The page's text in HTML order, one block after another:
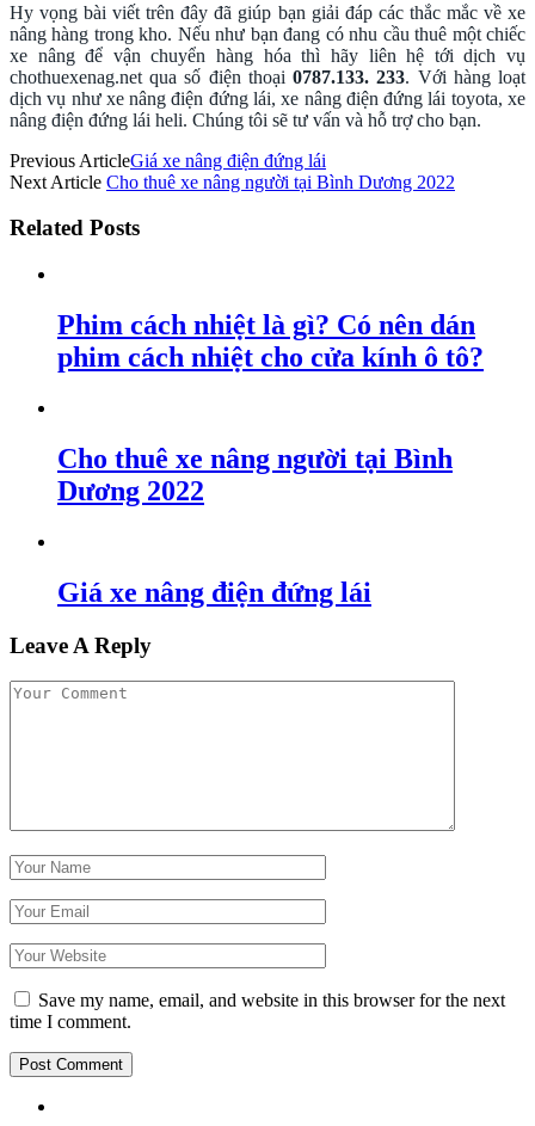
Hy vọng bài viết trên đây đã giúp bạn giải đáp các thắc mắc về xe
nâng hàng trong kho. Nếu như bạn đang có nhu cầu thuê một chiếc
xe nâng để vận chuyển hàng hóa thì hãy liên hệ tới dịch vụ
chothuexenag.net qua số điện thoại0787.133. 233. Với hàng loạt
dịch vụ như xe nâng điện đứng lái, xe nâng điện đứng lái toyota, xe
nâng điện đứng lái heli. Chúng tôi sẽ tư vấn và hỗ trợ cho bạn.
Previous ArticleGiá xe nâng điện đứng lái
Next Article Cho thuê xe nâng người tại Bình Dương 2022
Related Posts
Phim cách nhiệt là gì? Có nên dán
phim cách nhiệt cho cửa kính ô tô?
Cho thuê xe nâng người tại Bình
Dương 2022
Giá xe nâng điện đứng lái
Leave A Reply
Save my name, email, and website in this browser for the next
time I comment.